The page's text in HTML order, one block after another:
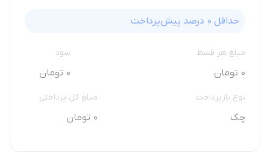
حداقل 0 درصد پیش‌پرداخت
مبلغ هر قسط
0 تومان
سود
0 تومان
نوع بازپرداخت
چک
مبلغ کل پرداختی
0 تومان